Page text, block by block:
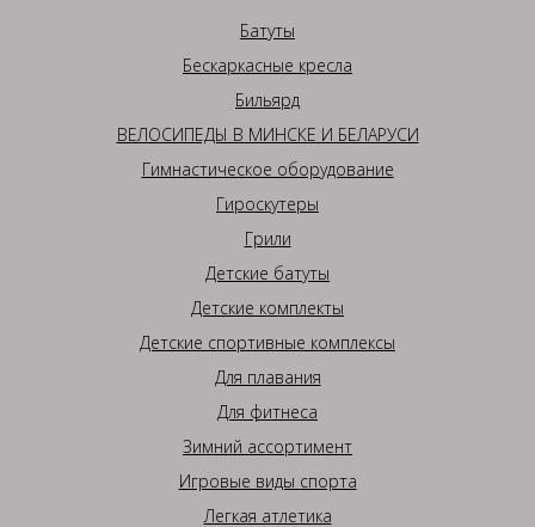
Батуты
Бескаркасные кресла
Бильярд
ВЕЛОСИПЕДЫ В МИНСКЕ И БЕЛАРУСИ
Гимнастическое оборудование
Гироскутеры
Грили
Детские батуты
Детские комплекты
Детские спортивные комплексы
Для плавания
Для фитнеса
Зимний ассортимент
Игровые виды спорта
Легкая атлетика